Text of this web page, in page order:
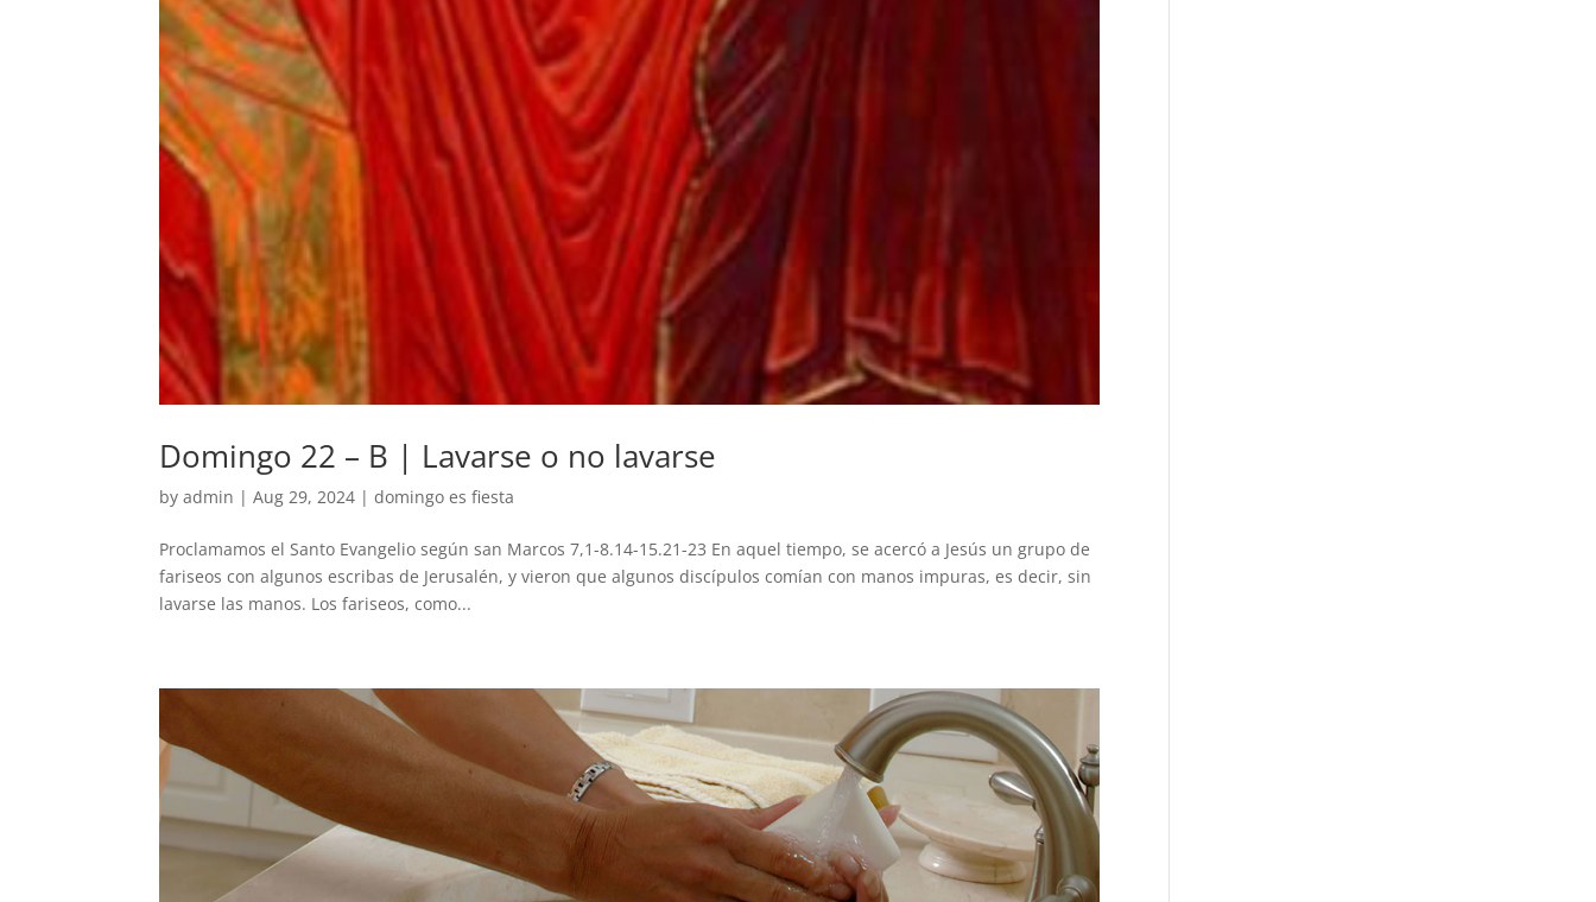
Domingo 22 – B | Lavarse o no lavarse
byadmin |Aug 29, 2024 |domingo es fiesta
Proclamamos el Santo Evangelio según san Marcos 7,1-8.14-15.21-23 En aquel tiempo, se acercó a Jesús un grupo de
fariseos con algunos escribas de Jerusalén, y vieron que algunos discípulos comían con manos impuras, es decir, sin
lavarse las manos. Los fariseos, como...